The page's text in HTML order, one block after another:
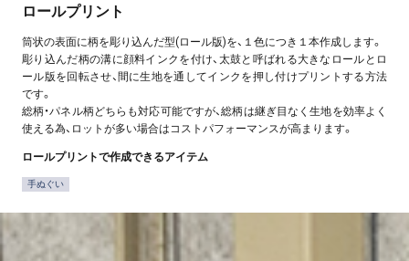
ロールプリント
筒状の表面に柄を彫り込んだ型(ロール版)を、１色につき１本作成します。
彫り込んだ柄の溝に顔料インクを付け、太鼓と呼ばれる大きなロールとロ
ール版を回転させ、間に生地を通してインクを押し付けプリントする方法
です。
総柄・パネル柄どちらも対応可能ですが、総柄は継ぎ目なく生地を効率よく
使える為、ロットが多い場合はコストパフォーマンスが高まります。
ロールプリントで作成できるアイテム
手ぬぐい